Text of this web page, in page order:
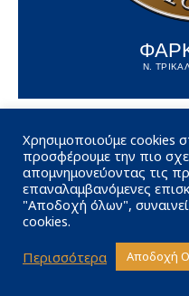
Ν.
Χρησιμοποιούμε cookies
προσφέρουμε την πιο
απομνημονεύοντας τις
επαναλαμβανόμενες
"Αποδοχή όλων",
cookies.
Περισσότερα
Αποδοχή